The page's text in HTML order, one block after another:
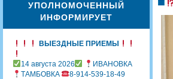
УПОЛНОМОЧЕННЫЙ
ИНФОРМИРУЕТ
ВЫЕЗДНЫЕ ПРИЕМЫ
14 августа 2026
ИВАНОВКА
ТАМБОВКА
8-914-539-18-49